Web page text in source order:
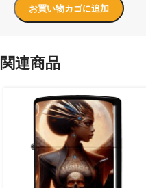
お買い物カゴに追加
関連商品